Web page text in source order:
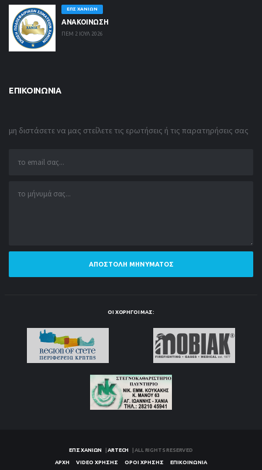
ΕΠΣ ΧΑΝΊΩΝ
ΑΝΑΚΟΙΝΩΣΗ
ΠΕΜ 2 ΙΟΥΛ 2026
ΕΠΙΚΟΙΝΩΝΊΑ
μη διστάσετε να μας στείλετε τις ερωτήσεις ή τις παρατηρήσεις σας
ΑΠΟΣΤΟΛΉ ΜΗΝΎΜΑΤΟΣ
ΟΙ ΧΟΡΗΓΟΊ ΜΑΣ:
ΕΠΣ ΧΑΝΊΩΝ |ARTECH | ALL RIGHTS RESERVED
ΑΡΧΉ VIDEO ΧΡΉΣΗΣ ΌΡΟΙ ΧΡΉΣΗΣ ΕΠΙΚΟΙΝΩΝΊΑ